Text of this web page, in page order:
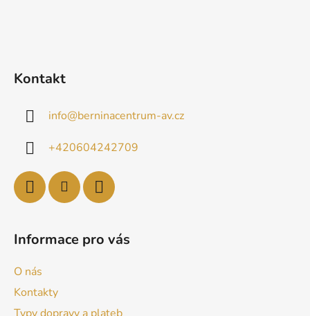
Kontakt
info@berninacentrum-av.cz
+420604242709
Informace pro vás
O nás
Kontakty